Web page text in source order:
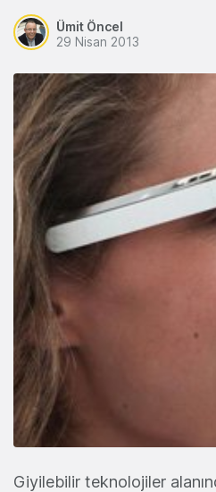
Ümit Öncel
29 Nisan 2013
Giyilebilir teknolojiler